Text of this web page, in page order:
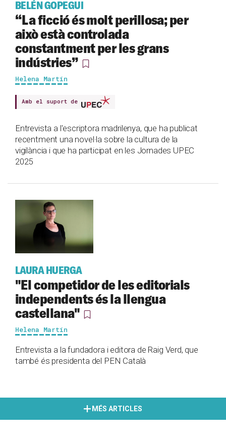
BELÉN GOPEGUI
“La ficció és molt perillosa; per
això està controlada
constantment per les grans
indústries”
Helena Martín
Amb el suport de
Entrevista a l'escriptora madrilenya, que ha publicat
recentment una novel·la sobre la cultura de la
vigilància i que ha participat en les Jornades UPEC
2025
LAURA HUERGA
"El competidor de les editorials
independents és la llengua
castellana"
Helena Martín
Entrevista a la fundadora i editora de Raig Verd, que
també és presidenta del PEN Català
MÉS ARTICLES